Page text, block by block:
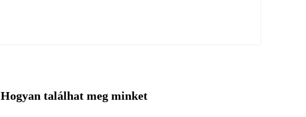
Hogyan találhat meg minket